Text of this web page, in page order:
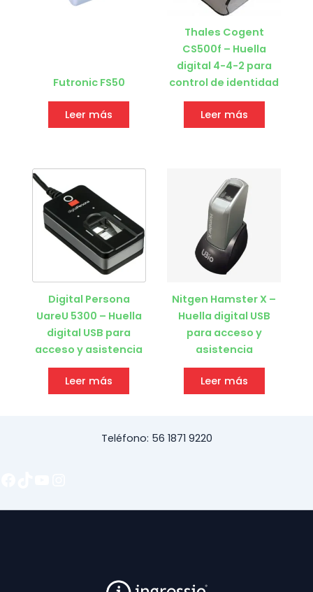
Futronic FS50
Leer más
Thales Cogent
CS500f – Huella
digital 4-4-2 para
control de identidad
Leer más
Digital Persona
UareU 5300 – Huella
digital USB para
acceso y asistencia
Leer más
Nitgen Hamster X –
Huella digital USB
para acceso y
asistencia
Leer más
Teléfono: 56 1871 9220